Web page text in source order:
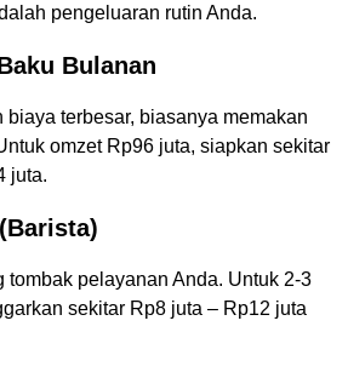
pengeluaran rutin Anda.
Bulanan
biaya terbesar, biasanya memakan
omzet Rp96 juta, siapkan sekitar
juta.
tombak pelayanan Anda. Untuk 2-3
sekitar Rp8 juta – Rp12 juta